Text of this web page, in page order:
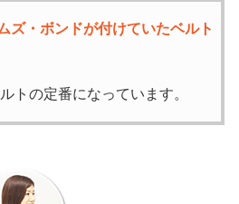
ズ・ボンドが付けていたベルト
トの定番になっています。